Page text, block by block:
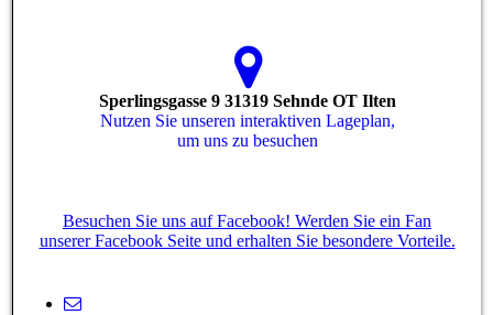
Sperlingsgasse 9 31319 Sehnde OT Ilten
Nutzen Sie unseren interaktiven La­ge­plan,
um uns zu besuchen
Besuchen Sie uns auf Facebook! Werden Sie ein Fan
unserer Facebook Seite und erhalten Sie besondere Vorteile.